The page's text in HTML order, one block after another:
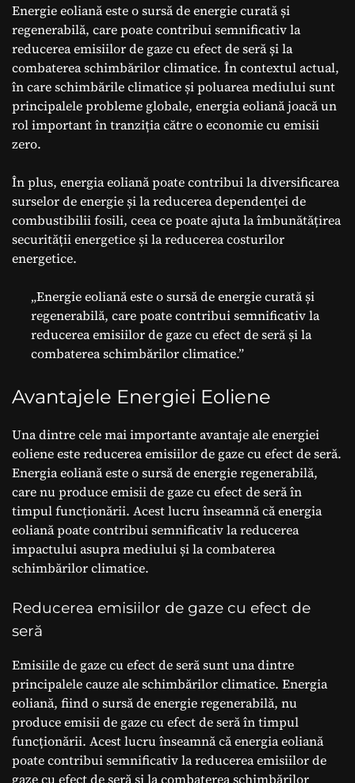
Energie eoliană este o sursă de energie curată și
regenerabilă, care poate contribui semnificativ la
reducerea emisiilor de gaze cu efect de seră și la
combaterea schimbărilor climatice. În contextul actual,
în care schimbările climatice și poluarea mediului sunt
principalele probleme globale, energia eoliană joacă un
rol important în tranziția către o economie cu emisii
zero.
În plus, energia eoliană poate contribui la diversificarea
surselor de energie și la reducerea dependenței de
combustibilii fosili, ceea ce poate ajuta la îmbunătățirea
securității energetice și la reducerea costurilor
energetice.
„Energie eoliană este o sursă de energie curată și
regenerabilă, care poate contribui semnificativ la
reducerea emisiilor de gaze cu efect de seră și la
combaterea schimbărilor climatice.”
Avantajele Energiei Eoliene
Una dintre cele mai importante avantaje ale energiei
eoliene este reducerea emisiilor de gaze cu efect de seră.
Energia eoliană este o sursă de energie regenerabilă,
care nu produce emisii de gaze cu efect de seră în
timpul funcționării. Acest lucru înseamnă că energia
eoliană poate contribui semnificativ la reducerea
impactului asupra mediului și la combaterea
schimbărilor climatice.
Reducerea emisiilor de gaze cu efect de
seră
Emisiile de gaze cu efect de seră sunt una dintre
principalele cauze ale schimbărilor climatice. Energia
eoliană, fiind o sursă de energie regenerabilă, nu
produce emisii de gaze cu efect de seră în timpul
funcționării. Acest lucru înseamnă că energia eoliană
poate contribui semnificativ la reducerea emisiilor de
gaze cu efect de seră și la combaterea schimbărilor